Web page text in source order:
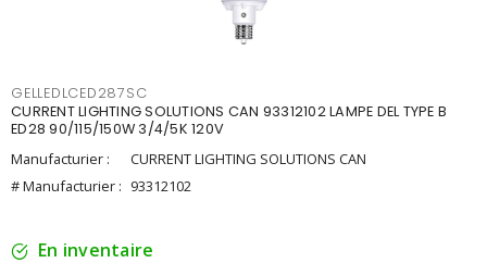
GELLEDLCED287SC
CURRENT LIGHTING SOLUTIONS CAN 93312102 LAMPE DEL TYPE B
ED28 90/115/150W 3/4/5K 120V
Manufacturier :
CURRENT LIGHTING SOLUTIONS CAN
# Manufacturier : 93312102
En inventaire